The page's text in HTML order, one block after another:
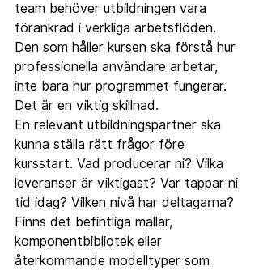
team behöver utbildningen vara
förankrad i verkliga arbetsflöden.
Den som håller kursen ska förstå hur
professionella användare arbetar,
inte bara hur programmet fungerar.
Det är en viktig skillnad.
En relevant utbildningspartner ska
kunna ställa rätt frågor före
kursstart. Vad producerar ni? Vilka
leveranser är viktigast? Var tappar ni
tid idag? Vilken nivå har deltagarna?
Finns det befintliga mallar,
komponentbibliotek eller
återkommande modelltyper som